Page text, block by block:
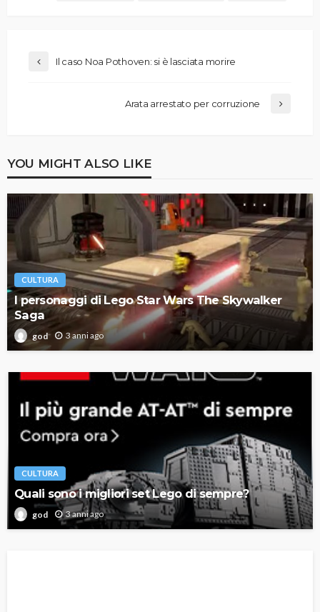
Il caso Noa Pothoven: si è lasciata morire
Arata arrestato per corruzione
YOU MIGHT ALSO LIKE
CULTURA
I personaggi di Lego Star Wars The Skywalker
Saga
god 3 anni ago
CULTURA
Quali sono i migliori set Lego di sempre?
god 3 anni ago